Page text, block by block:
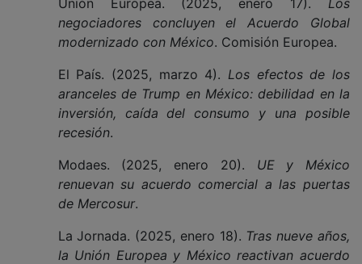
negociadores concluyen el Acuerdo Global
modernizado con México. Comisión Europea.
El País. (2025, marzo 4). Los efectos de los
aranceles de Trump en México: debilidad en la
inversión, caída del consumo y una posible
recesión.
Modaes. (2025, enero 20). UE y México
renuevan su acuerdo comercial a las puertas
de Mercosur.
La Jornada. (2025, enero 18). Tras nueve años,
la Unión Europea y México reactivan acuerdo